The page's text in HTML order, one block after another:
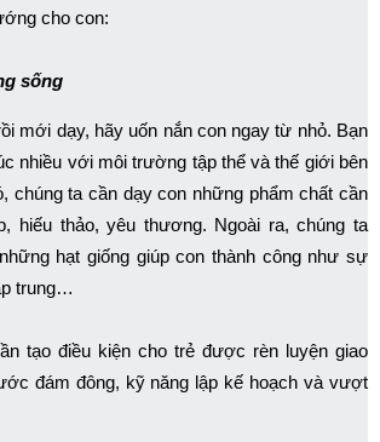
cho con:
sống
mới dạy, hãy uốn nắn con ngay từ nhỏ. Bạn
nhiều với môi trường tập thể và thế giới bên
chúng ta cần dạy con những phẩm chất cần
hiếu thảo, yêu thương. Ngoài ra, chúng ta
hạt giống giúp con thành công như sự
trung…
tạo điều kiện cho trẻ được rèn luyện giao
đám đông, kỹ năng lập kế hoạch và vượt